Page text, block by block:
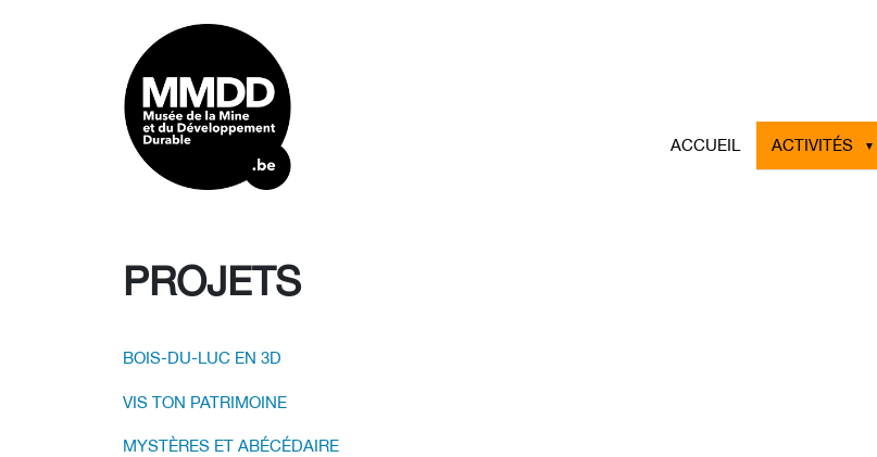
ACCUEIL ACTIVITÉS
PROJETS
BOIS-DU-LUC EN 3D
VIS TON PATRIMOINE
MYSTÈRES ET ABÉCÉDAIRE